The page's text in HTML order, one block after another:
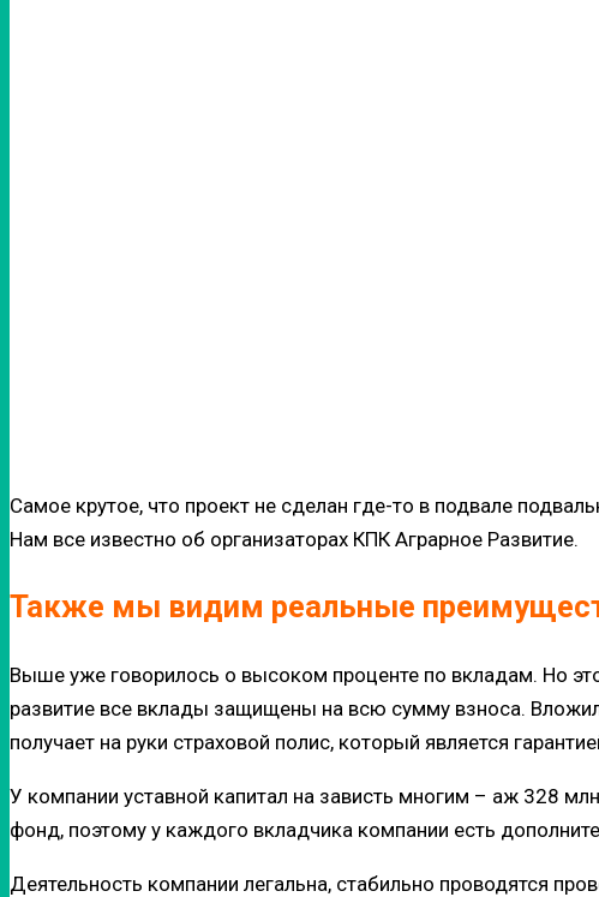
Самое крутое, что проект не сделан где-то в подвале
Нам все известно об организаторах КПК Аграрное Развитие.
Также мы видим реальные
Выше уже говорилось о высоком проценте по вкладам. Но
развитие все вклады защищены на всю сумму взноса.
получает на руки страховой полис, который является
У компании уставной капитал на зависть многим – аж 328
фонд, поэтому у каждого вкладчика компании есть
Деятельность компании легальна, стабильно проводятся